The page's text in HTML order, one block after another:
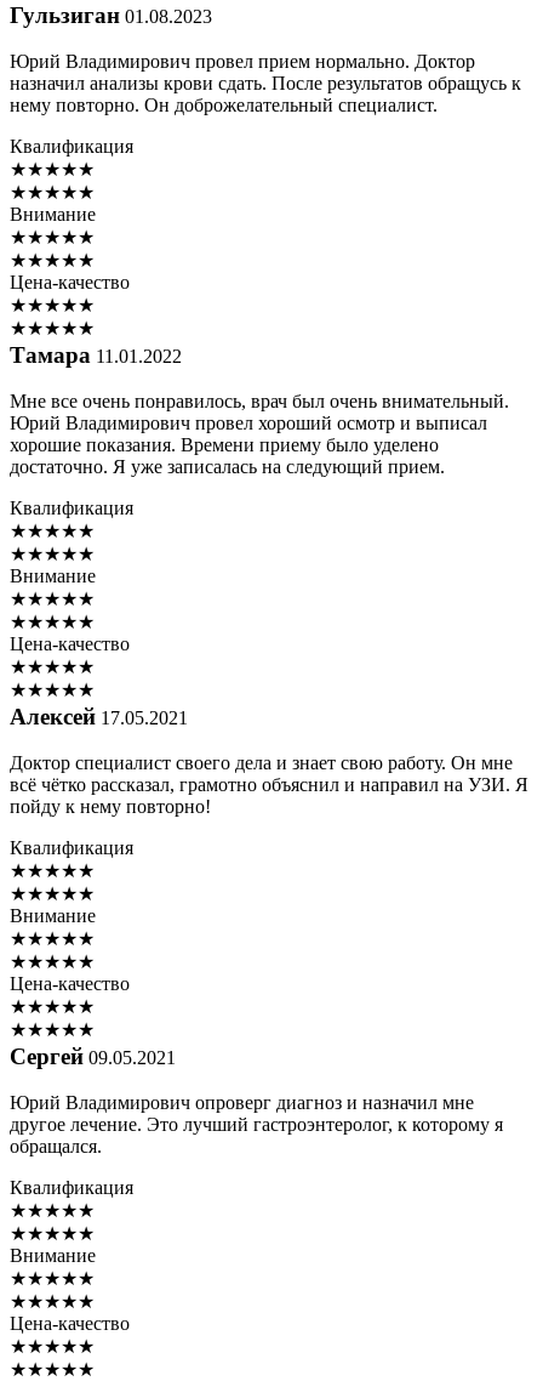
Гульзиган 01.08.2023
Юрий Владимирович провел прием нормально. Доктор
назначил анализы крови сдать. После результатов обращусь к
нему повторно. Он доброжелательный специалист.
Квалификация
★★★★★
★★★★★
Внимание
★★★★★
★★★★★
Цена-качество
★★★★★
★★★★★
Тамара 11.01.2022
Мне все очень понравилось, врач был очень внимательный.
Юрий Владимирович провел хороший осмотр и выписал
хорошие показания. Времени приему было уделено
достаточно. Я уже записалась на следующий прием.
Квалификация
★★★★★
★★★★★
Внимание
★★★★★
★★★★★
Цена-качество
★★★★★
★★★★★
Алексей 17.05.2021
Доктор специалист своего дела и знает свою работу. Он мне
всё чётко рассказал, грамотно объяснил и направил на УЗИ. Я
пойду к нему повторно!
Квалификация
★★★★★
★★★★★
Внимание
★★★★★
★★★★★
Цена-качество
★★★★★
★★★★★
Сергей 09.05.2021
Юрий Владимирович опроверг диагноз и назначил мне
другое лечение. Это лучший гастроэнтеролог, к которому я
обращался.
Квалификация
★★★★★
★★★★★
Внимание
★★★★★
★★★★★
Цена-качество
★★★★★
★★★★★